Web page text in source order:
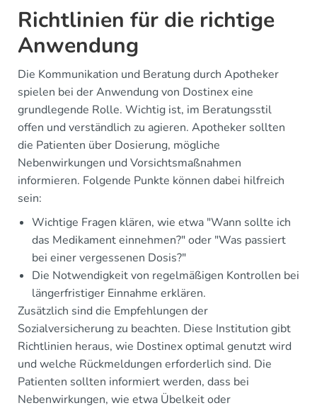
Richtlinien für die richtige
Anwendung
Die Kommunikation und Beratung durch Apotheker
spielen bei der Anwendung von Dostinex eine
grundlegende Rolle. Wichtig ist, im Beratungsstil
offen und verständlich zu agieren. Apotheker sollten
die Patienten über Dosierung, mögliche
Nebenwirkungen und Vorsichtsmaßnahmen
informieren. Folgende Punkte können dabei hilfreich
sein:
Wichtige Fragen klären, wie etwa "Wann sollte ich
das Medikament einnehmen?" oder "Was passiert
bei einer vergessenen Dosis?"
Die Notwendigkeit von regelmäßigen Kontrollen bei
längerfristiger Einnahme erklären.
Zusätzlich sind die Empfehlungen der
Sozialversicherung zu beachten. Diese Institution gibt
Richtlinien heraus, wie Dostinex optimal genutzt wird
und welche Rückmeldungen erforderlich sind. Die
Patienten sollten informiert werden, dass bei
Nebenwirkungen, wie etwa Übelkeit oder